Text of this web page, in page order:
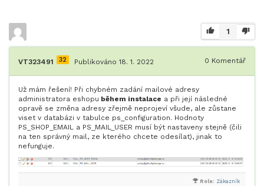
1
VT323491 32 Publikováno 18. 1. 2022 0 Komentář
Už mám řešení! Při chybném zadání mailové adresy
administratora eshopu během instalace a při její následné
opravě se změna adresy zřejmě neprojeví všude, ale zůstane
viset v databázi v tabulce ps_configuration. Hodnoty
PS_SHOP_EMAIL a PS_MAIL_USER musí být nastaveny stejně (čili
na ten správný mail, ze kterého chcete odesílat), jinak to
nefunguje.
Role: Zákazník